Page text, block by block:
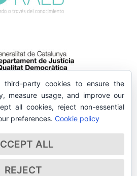
party cookies to ensure the
measure usage, and improve our
all cookies, reject non-essential
preferences. Cookie policy
ALL
REJECT